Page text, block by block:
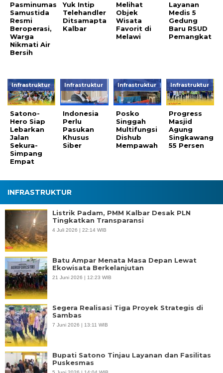
Pasminumas
Samustida
Resmi
Beroperasi,
Warga
Nikmati Air
Bersih
Yuk Intip
Telehandler
Ditsamapta
Kalbar
Melihat
Objek
Wisata
Favorit di
Melawi
Layanan
Medis 5
Gedung
Baru RSUD
Pemangkat
Infrastruktur
Satono-
Hero Siap
Lebarkan
Jalan
Sekura-
Simpang
Empat
Infrastruktur
Indonesia
Perlu
Pasukan
Khusus
Siber
Infrastruktur
Posko
Singgah
Multifungsi
Dishub
Mempawah
Infrastruktur
Progress
Masjid
Agung
Singkawang
55 Persen
INFRASTRUKTUR
Listrik Padam, PMM Kalbar Desak PLN
Tingkatkan Transparansi
4 Juli 2026 | 22:14 WIB
Batu Ampar Menata Masa Depan Lewat
Ekowisata Berkelanjutan
21 Juni 2026 | 12:23 WIB
Segera Realisasi Tiga Proyek Strategis di
Sambas
7 Juni 2026 | 13:11 WIB
Bupati Satono Tinjau Layanan dan Fasilitas
Puskesmas